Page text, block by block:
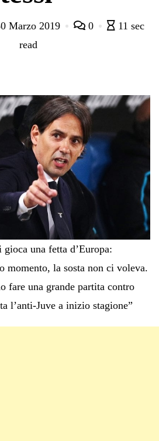
Marzo 2019 0
11 sec
read
una fetta d’Europa:
momento, la sosta non ci voleva.
fare una grande partita contro
l’anti-Juve a inizio stagione”